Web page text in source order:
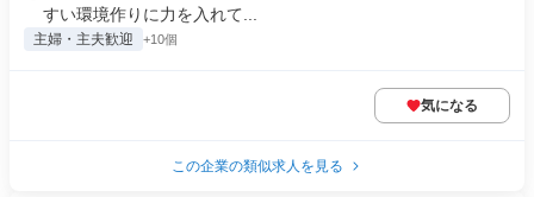
すい環境作りに力を入れて...
主婦・主夫歓迎 +10個
気になる
この企業の類似求人を見る